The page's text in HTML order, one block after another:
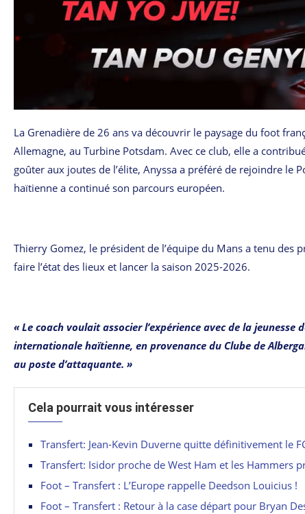
La Grenadière de 26 ans va découvrir le paysage du foot
Allemagne, au Turbine Potsdam. Avec ce club, elle a
goûter aux joutes de l’élite, Anyssa a préféré de rejoindre le
haïtienne a continué son parcours européen.
Thierry Gomez, le président de l’équipe du Mans a tenu des
faire l’état des lieux et lancer la saison 2025-2026.
« Le coach voulait associer l’expérience avec de la
internationale haïtienne, en provenance du Clube de
au poste d’attaquante. »
Cela pourrait vous intéresser
Transfert: Jean-Kevin Duverne quitte définitivement le
Transfert: Isidor proche de West Ham et les Hammers
Foot – Transfert : L’Europe rappelle Deedson Louicius !
Foot – Transfert : Retour à la case départ pour Bryan